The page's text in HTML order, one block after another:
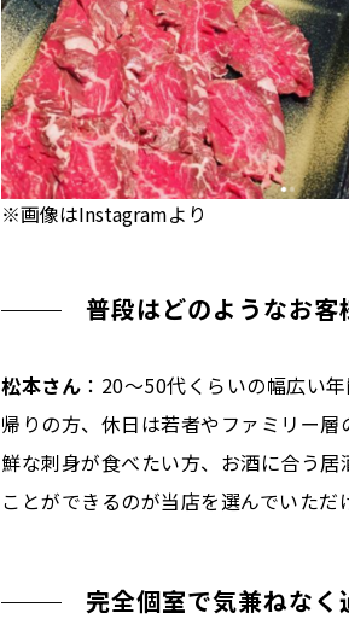
※画像はInstagramより
普段はどのようなお客
松本さん ：20～50代くらいの幅広い
帰りの方、休日は若者やファミリー
鮮な刺身が食べたい方、お酒に合う
ことができるのが当店を選んでいただ
完全個室で気兼ねな